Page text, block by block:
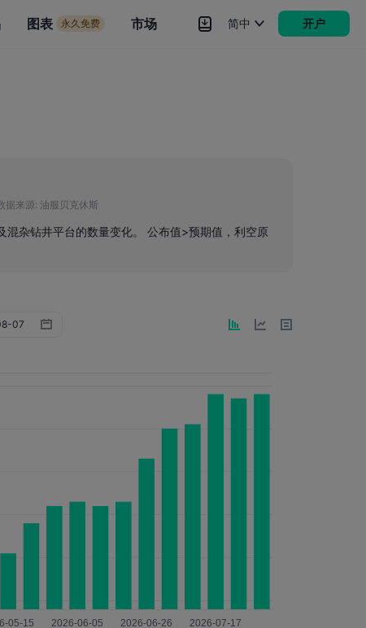
图表 永久免费 市场 简中 开户
据来源: 油服贝克休斯
杂钻井平台的数量变化。 公布值>预期值，利空原